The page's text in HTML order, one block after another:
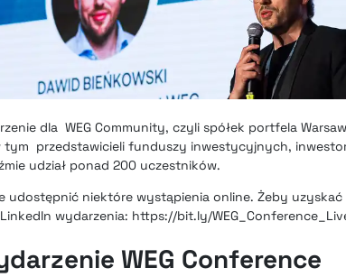
dla WEG Community, czyli spółek portfela
tym przedstawicieli funduszy inwestycyjnych,
udział ponad 200 uczestników.
udostępnić niektóre wystąpienia online. Żeby
wydarzenia: https://bit.ly/
WEG Conference